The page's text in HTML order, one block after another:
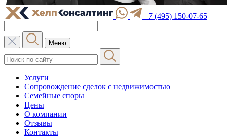
+7 (495) 150-07-65
Меню
Услуги
Сопровождение сделок с недвижимостью
Семейные споры
Цены
О компании
Отзывы
Контакты